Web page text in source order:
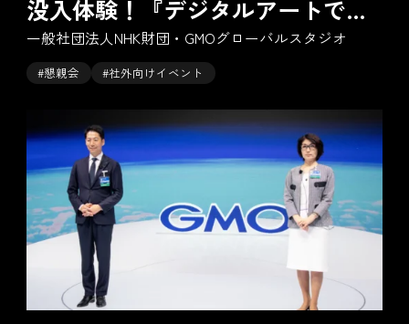
没入体験！『デジタルアートで蘇
る日本の記憶』
一般社団法人NHK財団・GMOグローバルスタジオ
#懇親会 #社外向けイベント